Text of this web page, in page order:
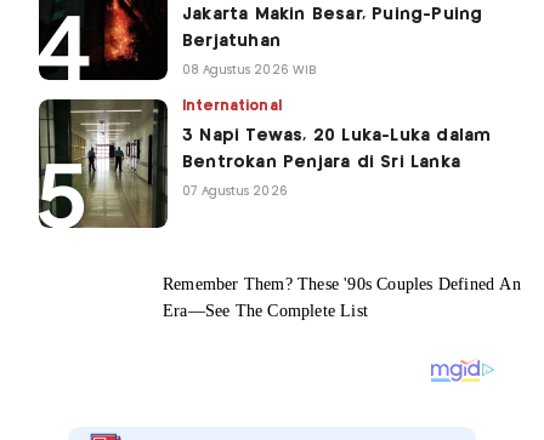
Jakarta Makin Besar, Puing-Puing
Berjatuhan
08 Agustus 2026 WIB
International
3 Napi Tewas, 20 Luka-Luka dalam
Bentrokan Penjara di Sri Lanka
07 Agustus 2026